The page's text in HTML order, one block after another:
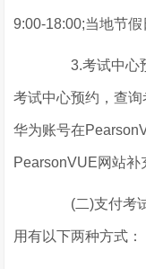
9:00-18:00;当地节假
3.考试中心预
考试中心预约，查
华为账号在
PearsonVUE网站补
(二)支付考试
用有以下两种方式：